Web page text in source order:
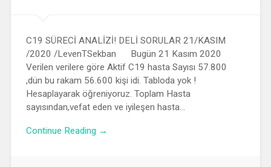
C19 SÜRECİ ANALİZİ! DELİ SORULAR 21/KASIM
/2020 /LevenTSekban Bugün 21 Kasım 2020
Verilen verilere göre Aktif C19 hasta Sayısı 57.800
,dün bu rakam 56.600 kişi idi. Tabloda yok !
Hesaplayarak öğreniyoruz. Toplam Hasta
sayısından,vefat eden ve iyileşen hasta…
Continue Reading →